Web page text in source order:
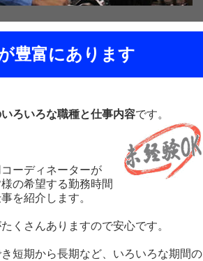
豊富にあります
ろいろな職種と仕事内容です。
ーディネーターが
の希望する勤務時間
を紹介します。
くさんありますので安心です。
短期から長期など、いろいろな期間の